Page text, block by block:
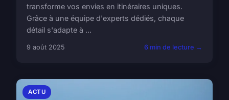
transforme vos envies en itinéraires uniques.
Grâce à une équipe d'experts dédiés, chaque
détail s'adapte à ...
9 août 2025 6 min de lecture →
ACTU